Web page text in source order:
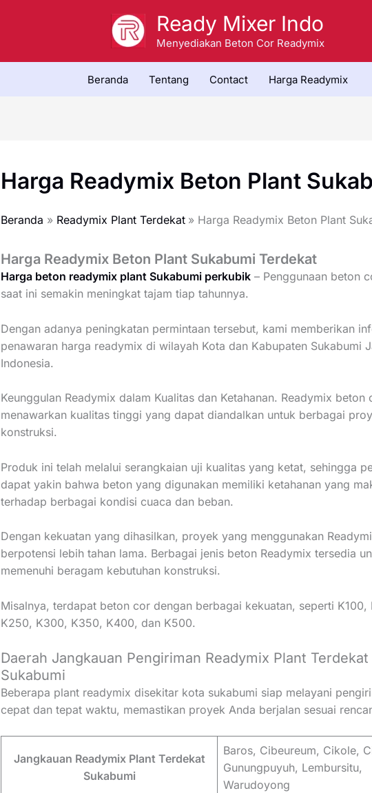
Ready Mixer Indo
Menyediakan Beton Cor Readymix
Beranda Tentang Contact Harga Readymix
Harga Readymix Beton Plant
Beranda Readymix Plant Terdekat Harga Readymix Beton Plant
Harga Readymix Beton Plant Sukabumi Terdekat
Harga beton readymix plant Sukabumi perkubik – Penggunaan beton
saat ini semakin meningkat tajam tiap tahunnya.
Dengan adanya peningkatan permintaan tersebut, kami memberikan
penawaran harga readymix di wilayah Kota dan Kabupaten Sukabumi
Indonesia.
Keunggulan Readymix dalam Kualitas dan Ketahanan. Readymix beton
menawarkan kualitas tinggi yang dapat diandalkan untuk berbagai
konstruksi.
Produk ini telah melalui serangkaian uji kualitas yang ketat, sehingga
dapat yakin bahwa beton yang digunakan memiliki ketahanan yang
terhadap berbagai kondisi cuaca dan beban.
Dengan kekuatan yang dihasilkan, proyek yang menggunakan
berpotensi lebih tahan lama. Berbagai jenis beton Readymix tersedia
memenuhi beragam kebutuhan konstruksi.
Misalnya, terdapat beton cor dengan berbagai kekuatan, seperti K100,
K250, K300, K350, K400, dan K500.
Daerah Jangkauan Pengiriman Readymix Plant Terdekat
Sukabumi
Beberapa plant readymix disekitar kota sukabumi siap melayani
cepat dan tepat waktu, memastikan proyek Anda berjalan sesuai
Jangkauan Readymix Plant Terdekat
Sukabumi
Baros, Cibeureum, Cikole,
Gunungpuyuh, Lembursitu,
Warudoyong